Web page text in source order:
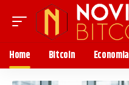
Home Bitcoin Economia